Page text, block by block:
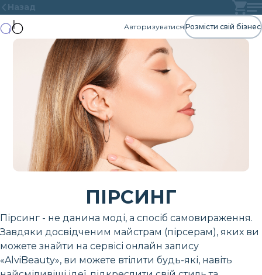
Назад
Авторизуватися Розмісти свій бізнес
ПІРСИНГ
Пірсинг - не данина моді, а спосіб самовираження.
Завдяки досвідченим майстрам (пірсерам), яких ви
можете знайти на сервісі онлайн запису
«AlviBeauty», ви можете втілити будь-які, навіть